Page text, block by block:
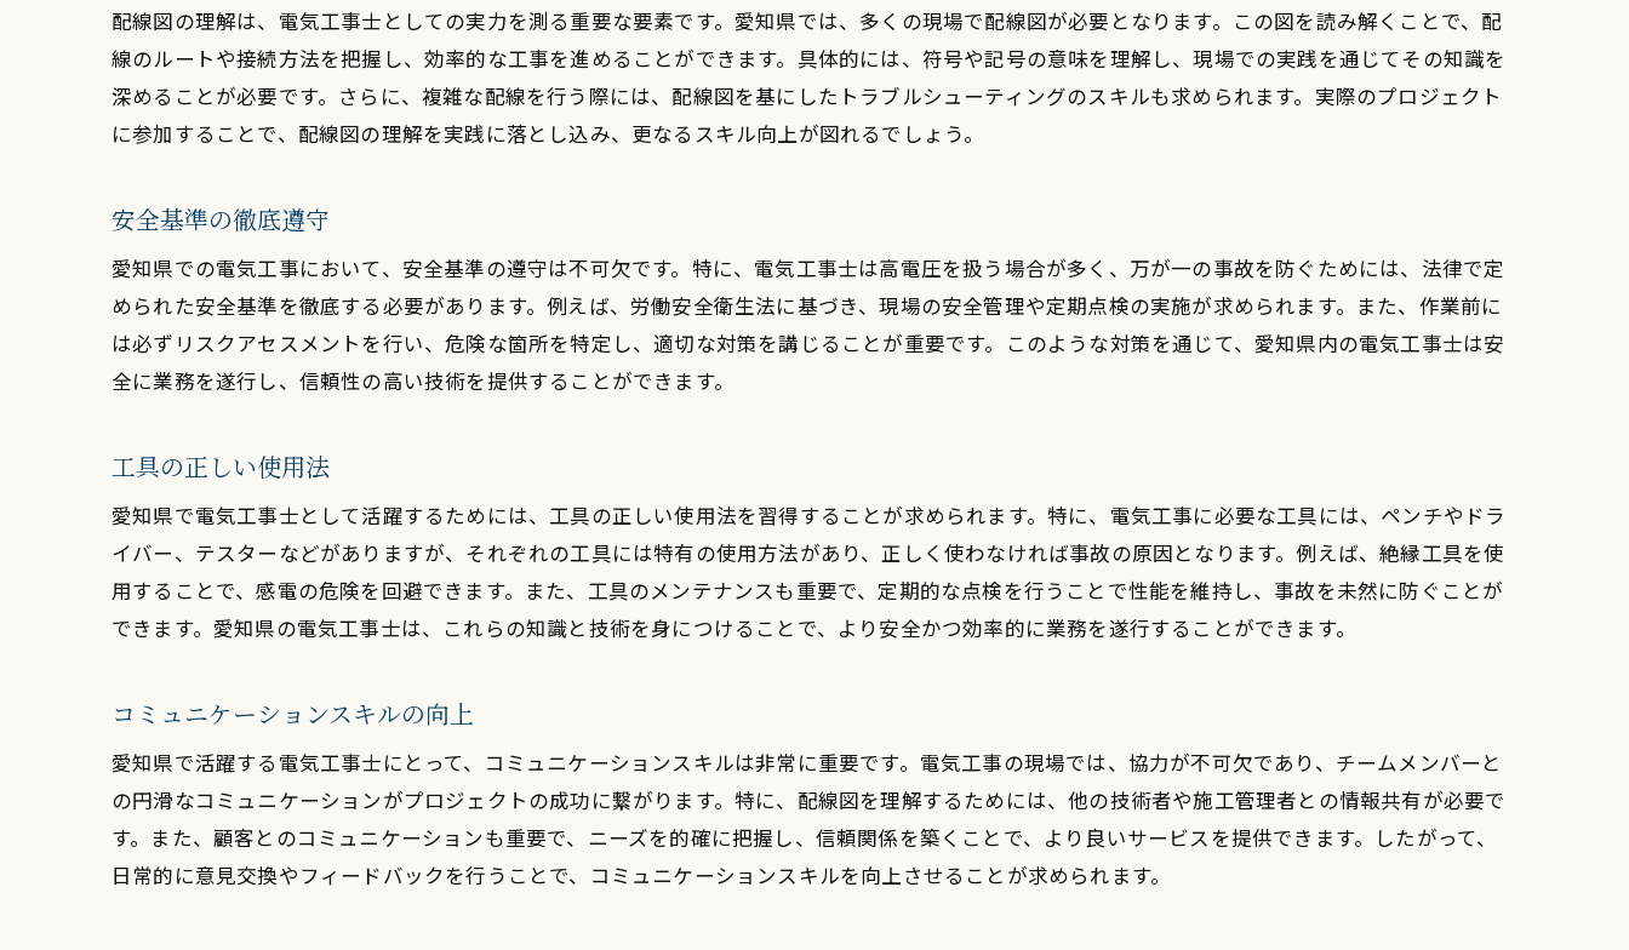
最新技術への積極的な取り組み
顧客満足度を高めるサービスの提供
地域社会との良好な関係構築
配線図の理解は、電気工事士としての実力を測る重要な要素です。愛知県では、多くの現場で配線図が必要となります。この図を読み解くことで、配
線のルートや接続方法を把握し、効率的な工事を進めることができます。具体的には、符号や記号の意味を理解し、現場での実践を通じてその知識を
深めることが必要です。さらに、複雑な配線を行う際には、配線図を基にしたトラブルシューティングのスキルも求められます。実際のプロジェクト
に参加することで、配線図の理解を実践に落とし込み、更なるスキル向上が図れるでしょう。
安全基準の徹底遵守
愛知県での電気工事において、安全基準の遵守は不可欠です。特に、電気工事士は高電圧を扱う場合が多く、万が一の事故を防ぐためには、法律で定
められた安全基準を徹底する必要があります。例えば、労働安全衛生法に基づき、現場の安全管理や定期点検の実施が求められます。また、作業前に
は必ずリスクアセスメントを行い、危険な箇所を特定し、適切な対策を講じることが重要です。このような対策を通じて、愛知県内の電気工事士は安
全に業務を遂行し、信頼性の高い技術を提供することができます。
工具の正しい使用法
愛知県で電気工事士として活躍するためには、工具の正しい使用法を習得することが求められます。特に、電気工事に必要な工具には、ペンチやドラ
イバー、テスターなどがありますが、それぞれの工具には特有の使用方法があり、正しく使わなければ事故の原因となります。例えば、絶縁工具を使
用することで、感電の危険を回避できます。また、工具のメンテナンスも重要で、定期的な点検を行うことで性能を維持し、事故を未然に防ぐことが
できます。愛知県の電気工事士は、これらの知識と技術を身につけることで、より安全かつ効率的に業務を遂行することができます。
コミュニケーションスキルの向上
愛知県で活躍する電気工事士にとって、コミュニケーションスキルは非常に重要です。電気工事の現場では、協力が不可欠であり、チームメンバーと
の円滑なコミュニケーションがプロジェクトの成功に繋がります。特に、配線図を理解するためには、他の技術者や施工管理者との情報共有が必要で
す。また、顧客とのコミュニケーションも重要で、ニーズを的確に把握し、信頼関係を築くことで、より良いサービスを提供できます。したがって、
日常的に意見交換やフィードバックを行うことで、コミュニケーションスキルを向上させることが求められます。